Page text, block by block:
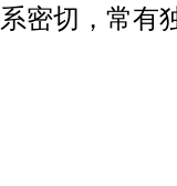
密切，常有